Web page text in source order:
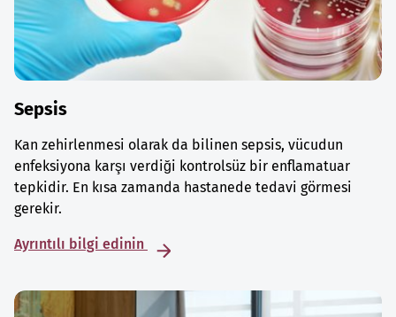
Sepsis
Kan zehirlenmesi olarak da bilinen sepsis, vücudun
enfeksiyona karşı verdiği kontrolsüz bir enflamatuar
tepkidir. En kısa zamanda hastanede tedavi görmesi
gerekir.
Ayrıntılı bilgi edinin